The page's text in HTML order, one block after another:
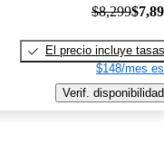
$8,299
El precio incluye tasas
$148/mes
Verif. disponibilidad